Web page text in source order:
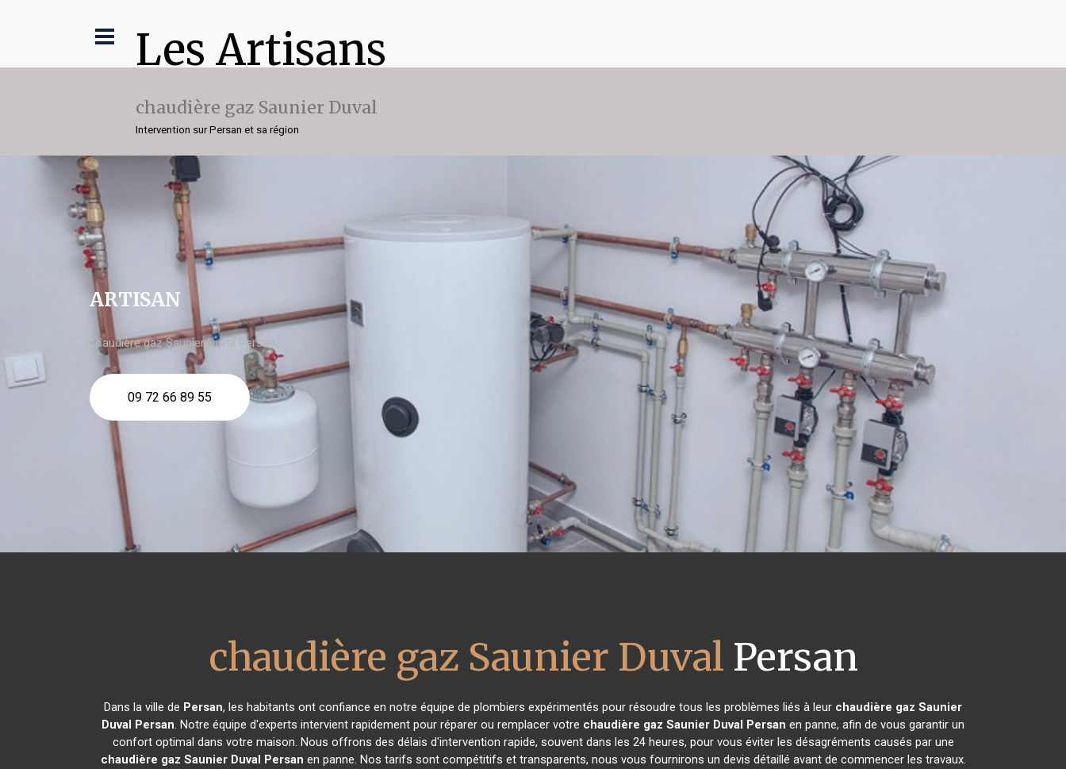
Les Artisans
chaudière gaz Saunier Duval
Intervention sur Persan et sa région
ARTISAN
chaudière gaz Saunier Duval Persan
09 72 66 89 55
chaudière gaz Saunier Duval Persan
Dans la ville de Persan, les habitants ont confiance en notre équipe de plombiers expérimentés pour résoudre tous les problèmes liés à leur chaudière gaz Saunier
Duval Persan. Notre équipe d'experts intervient rapidement pour réparer ou remplacer votre chaudière gaz Saunier Duval Persan en panne, afin de vous garantir un
confort optimal dans votre maison. Nous offrons des délais d'intervention rapide, souvent dans les 24 heures, pour vous éviter les désagréments causés par une
chaudière gaz Saunier Duval Persan en panne. Nos tarifs sont compétitifs et transparents, nous vous fournirons un devis détaillé avant de commencer les travaux.